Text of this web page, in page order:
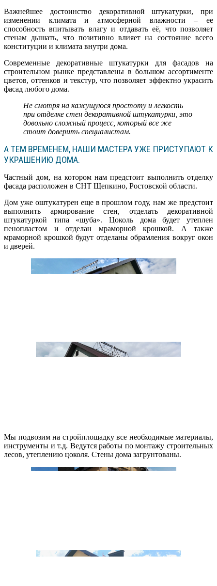
Важнейшее достоинство декоративной штукатурки, при
изменении климата и атмосферной влажности – ее
способность впитывать влагу и отдавать её, что позволяет
стенам дышать, что позитивно влияет на состояние всего
конституции и климата внутри дома.
Современные декоративные штукатурки для фасадов на
строительном рынке представлены в большом ассортименте
цветов, оттенков и текстур, что позволяет эффектно украсить
фасад любого дома.
Не смотря на кажущуюся простоту и легкость
при отделке стен декоративной штукатурки, это
довольно сложный процесс, который все же
стоит доверить специалистам.
А ТЕМ ВРЕМЕНЕМ, НАШИ МАСТЕРА УЖЕ ПРИСТУПАЮТ К
УКРАШЕНИЮ ДОМА.
Частный дом, на котором нам предстоит выполнить отделку
фасада расположен в СНТ Щепкино, Ростовской области.
Дом уже оштукатурен еще в прошлом году, нам же предстоит
выполнить армирование стен, отделать декоративной
штукатуркой типа «шуба». Цоколь дома будет утеплен
пенопластом и отделан мраморной крошкой. А также
мраморной крошкой будут отделаны обрамления вокруг окон
и дверей.
Мы подвозим на стройплощадку все необходимые материалы,
инструменты и т.д. Ведутся работы по монтажу строительных
лесов, утеплению цоколя. Стены дома загрунтованы.